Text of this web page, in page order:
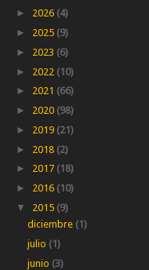
► 2026 (4)
► 2025 (9)
► 2023 (6)
► 2022 (10)
► 2021 (66)
► 2020 (98)
► 2019 (21)
► 2018 (2)
► 2017 (18)
► 2016 (10)
▼ 2015 (9)
diciembre (1)
julio (1)
junio (3)